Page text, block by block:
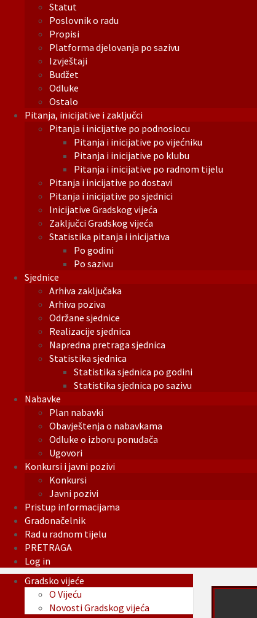
Statut
Poslovnik o radu
Propisi
Platforma djelovanja po sazivu
Izvještaji
Budžet
Odluke
Ostalo
Pitanja, inicijative i zaključci
Pitanja i inicijative po podnosiocu
Pitanja i inicijative po vijećniku
Pitanja i inicijative po klubu
Pitanja i inicijative po radnom tijelu
Pitanja i inicijative po dostavi
Pitanja i inicijative po sjednici
Inicijative Gradskog vijeća
Zaključci Gradskog vijeća
Statistika pitanja i inicijativa
Po godini
Po sazivu
Sjednice
Arhiva zaključaka
Arhiva poziva
Održane sjednice
Realizacije sjednica
Napredna pretraga sjednica
Statistika sjednica
Statistika sjednica po godini
Statistika sjednica po sazivu
Nabavke
Plan nabavki
Obavještenja o nabavkama
Odluke o izboru ponuđača
Ugovori
Konkursi i javni pozivi
Konkursi
Javni pozivi
Pristup informacijama
Gradonačelnik
Rad u radnom tijelu
PRETRAGA
Log in
Gradsko vijeće
O Vijeću
Novosti Gradskog vijeća